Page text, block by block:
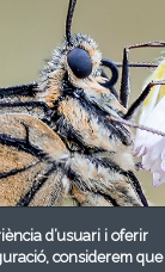
d’usuari i oferir
considerem que